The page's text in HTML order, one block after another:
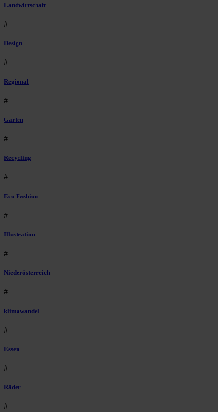
Landwirtschaft
#
Design
#
Regional
#
Garten
#
Recycling
#
Eco Fashion
#
Illustration
#
Niederösterreich
#
klimawandel
#
Essen
#
Räder
#